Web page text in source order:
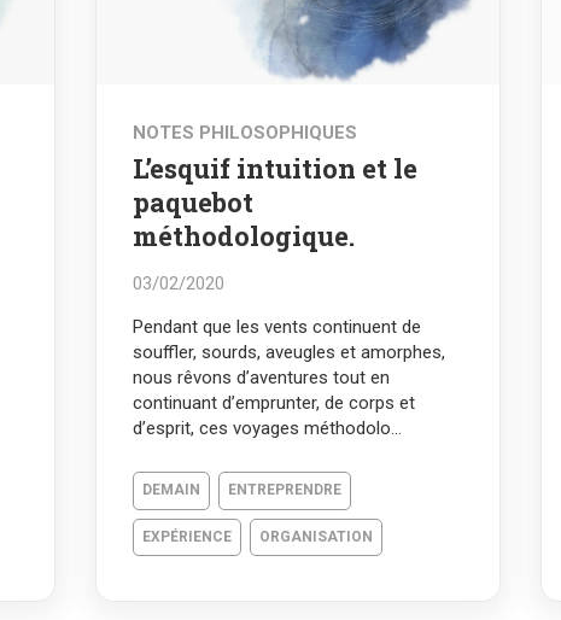
NOTES PHILOSOPHIQUES
L’esquif intuition et le
paquebot
méthodologique.
03/02/2020
Pendant que les vents continuent de
souffler, sourds, aveugles et amorphes,
nous rêvons d’aventures tout en
continuant d’emprunter, de corps et
d’esprit, ces voyages méthodolo...
DEMAIN ENTREPRENDRE
EXPÉRIENCE ORGANISATION